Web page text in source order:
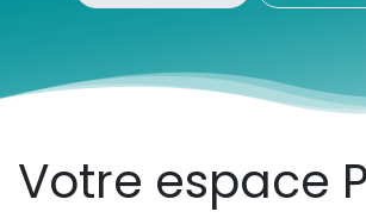
Votre espace